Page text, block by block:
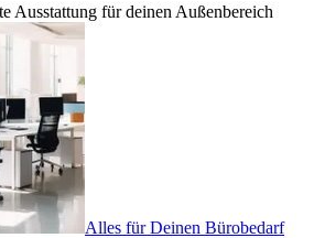
Ausstattung für deinen Außenbereich
Alles für Deinen Bürobedarf